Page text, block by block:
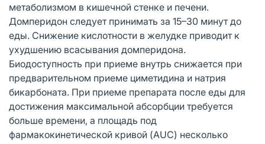
метаболизмом в кишечной стенке и печени.
Домперидон следует принимать за 15–30 минут до
еды. Снижение кислотности в желудке приводит к
ухудшению всасывания домперидона.
Биодоступность при приеме внутрь снижается при
предварительном приеме циметидина и натрия
бикарбоната. При приеме препарата после еды для
достижения максимальной абсорбции требуется
больше времени, а площадь под
фармакокинетической кривой (AUC) несколько